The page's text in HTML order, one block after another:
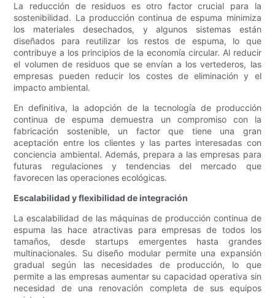
La reducción de residuos es otro factor crucial para la
sostenibilidad. La producción continua de espuma minimiza
los materiales desechados, y algunos sistemas están
diseñados para reutilizar los restos de espuma, lo que
contribuye a los principios de la economía circular. Al reducir
el volumen de residuos que se envían a los vertederos, las
empresas pueden reducir los costes de eliminación y el
impacto ambiental.
En definitiva, la adopción de la tecnología de producción
continua de espuma demuestra un compromiso con la
fabricación sostenible, un factor que tiene una gran
aceptación entre los clientes y las partes interesadas con
conciencia ambiental. Además, prepara a las empresas para
futuras regulaciones y tendencias del mercado que
favorecen las operaciones ecológicas.
Escalabilidad y flexibilidad de integración
La escalabilidad de las máquinas de producción continua de
espuma las hace atractivas para empresas de todos los
tamaños, desde startups emergentes hasta grandes
multinacionales. Su diseño modular permite una expansión
gradual según las necesidades de producción, lo que
permite a las empresas aumentar su capacidad operativa sin
necesidad de una renovación completa de sus equipos